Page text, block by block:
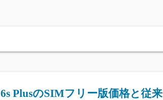
PlusのSIMフリー版価格と従来